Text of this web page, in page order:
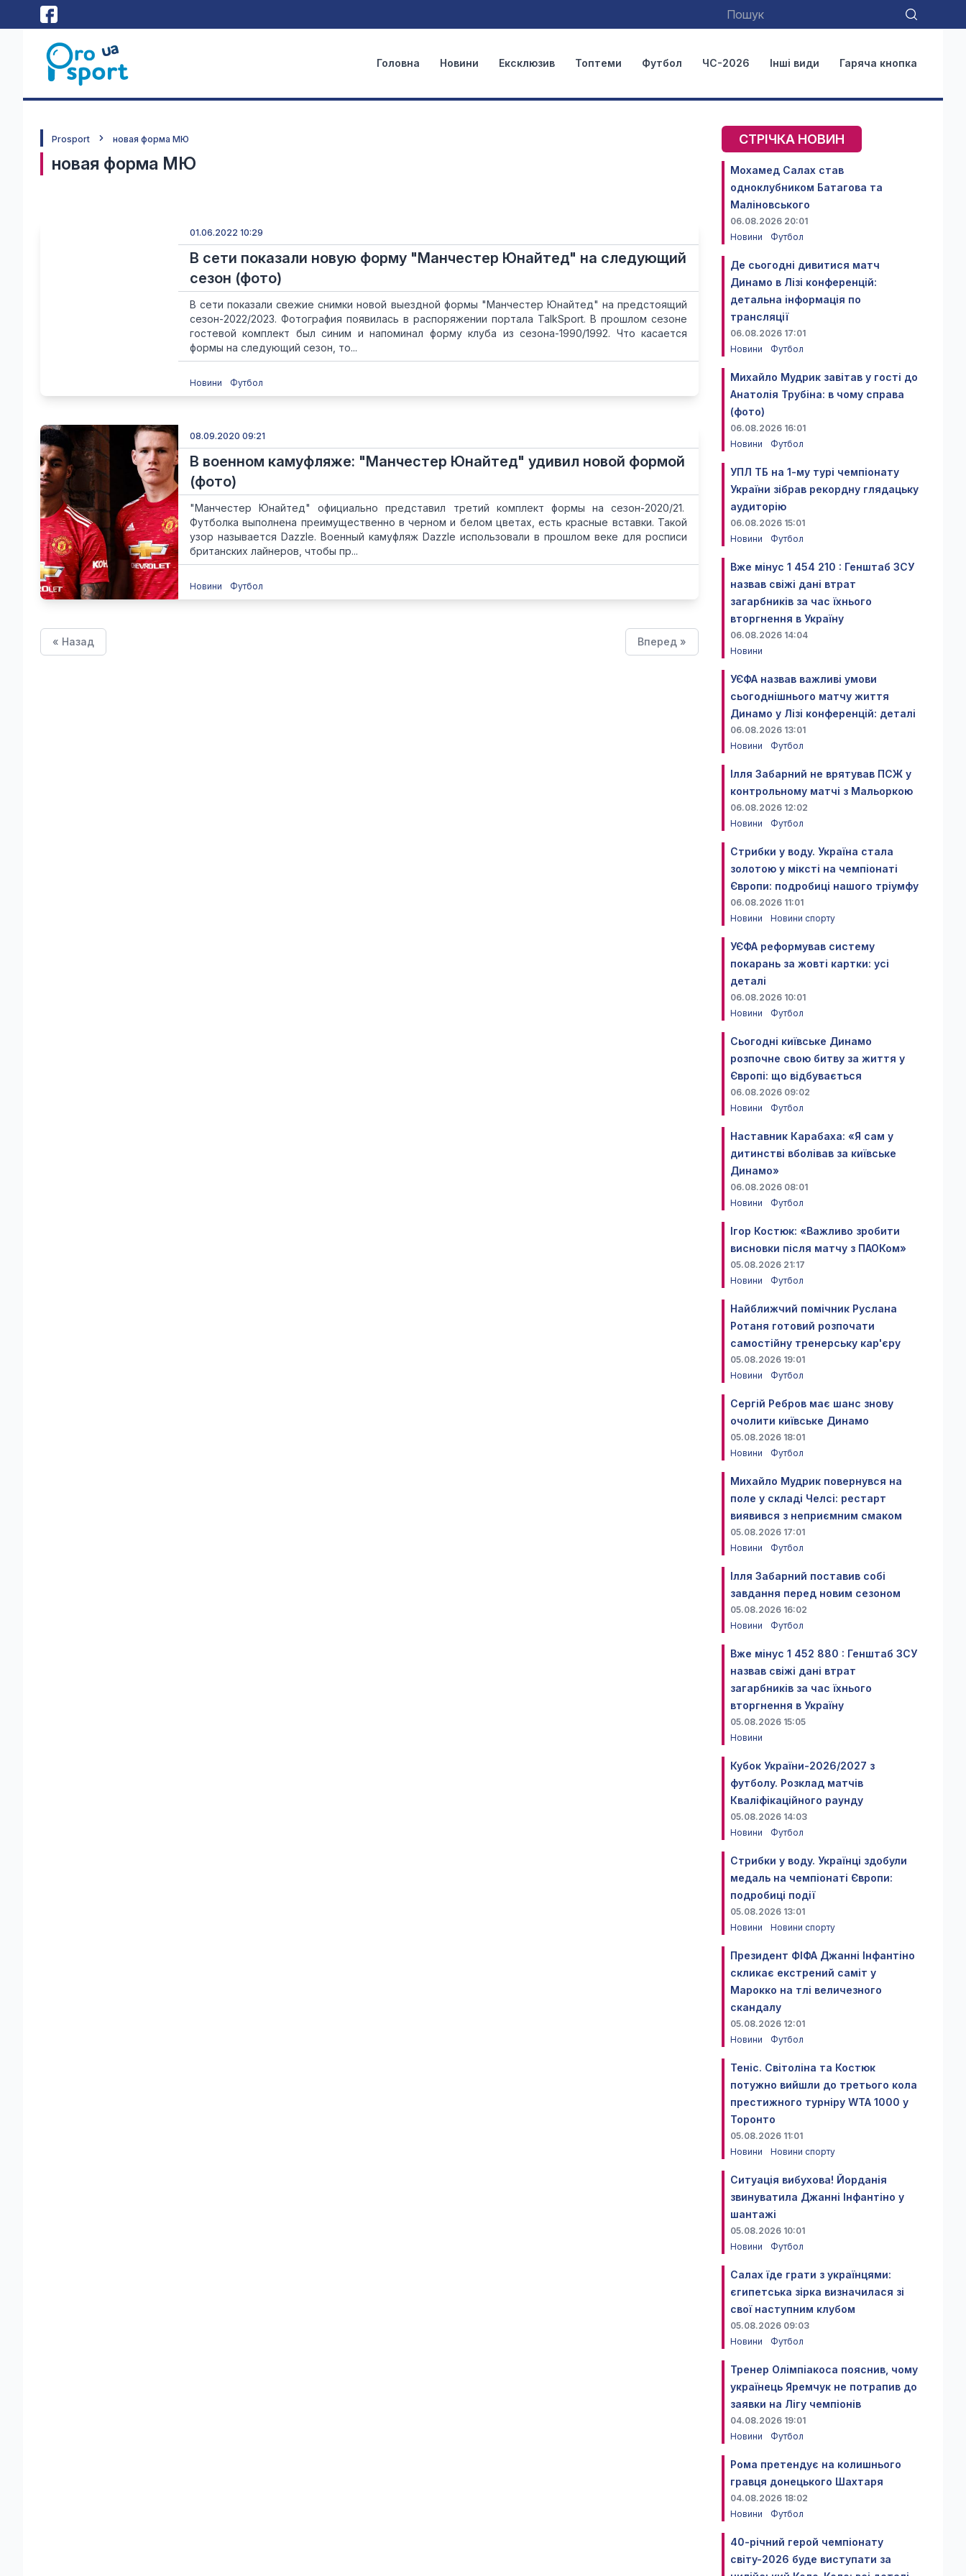
Головна Новини Ексклюзив Топтеми Футбол ЧС-2026 Інші види Гаряча кнопка
Prosport новая форма МЮ
новая форма МЮ
01.06.2022 10:29
В сети показали новую форму "Манчестер Юнайтед" на следующий
сезон (фото)
В сети показали свежие снимки новой выездной формы "Манчестер Юнайтед" на предстоящий
сезон-2022/2023. Фотография появилась в распоряжении портала TalkSport. В прошлом сезоне
гостевой комплект был синим и напоминал форму клуба из сезона-1990/1992. Что касается
формы на следующий сезон, то...
Новини Футбол
08.09.2020 09:21
В военном камуфляже: "Манчестер Юнайтед" удивил новой формой
(фото)
"Манчестер Юнайтед" официально представил третий комплект формы на сезон-2020/21.
Футболка выполнена преимущественно в черном и белом цветах, есть красные вставки. Такой
узор называется Dazzle. Военный камуфляж Dazzle использовали в прошлом веке для росписи
британских лайнеров, чтобы пр...
Новини Футбол
« Назад Вперед »
СТРІЧКА НОВИН
Мохамед Салах став
одноклубником Батагова та
Маліновського
06.08.2026 20:01
Новини
Футбол
Де сьогодні дивитися матч
Динамо в Лізі конференцій:
детальна інформація по
трансляції
06.08.2026 17:01
Новини
Футбол
Михайло Мудрик завітав у гості до
Анатолія Трубіна: в чому справа
(фото)
06.08.2026 16:01
Новини
Футбол
УПЛ ТБ на 1-му турі чемпіонату
України зібрав рекордну глядацьку
аудиторію
06.08.2026 15:01
Новини
Футбол
Вже мінус 1 454 210 : Генштаб ЗСУ
назвав свіжі дані втрат
загарбників за час їхнього
вторгнення в Україну
06.08.2026 14:04
Новини
УЄФА назвав важливі умови
сьогоднішнього матчу життя
Динамо у Лізі конференцій: деталі
06.08.2026 13:01
Новини
Футбол
Ілля Забарний не врятував ПСЖ у
контрольному матчі з Мальоркою
06.08.2026 12:02
Новини
Футбол
Стрибки у воду. Україна стала
золотою у міксті на чемпіонаті
Європи: подробиці нашого тріумфу
06.08.2026 11:01
Новини
Новини спорту
УЄФА реформував систему
покарань за жовті картки: усі
деталі
06.08.2026 10:01
Новини
Футбол
Сьогодні київське Динамо
розпочне свою битву за життя у
Європі: що відбувається
06.08.2026 09:02
Новини
Футбол
Наставник Карабаха: «Я сам у
дитинстві вболівав за київське
Динамо»
06.08.2026 08:01
Новини
Футбол
Ігор Костюк: «Важливо зробити
висновки після матчу з ПАОКом»
05.08.2026 21:17
Новини
Футбол
Найближчий помічник Руслана
Ротаня готовий розпочати
самостійну тренерську кар'єру
05.08.2026 19:01
Новини
Футбол
Сергій Ребров має шанс знову
очолити київське Динамо
05.08.2026 18:01
Новини
Футбол
Михайло Мудрик повернувся на
поле у складі Челсі: рестарт
виявився з неприємним смаком
05.08.2026 17:01
Новини
Футбол
Ілля Забарний поставив собі
завдання перед новим сезоном
05.08.2026 16:02
Новини
Футбол
Вже мінус 1 452 880 : Генштаб ЗСУ
назвав свіжі дані втрат
загарбників за час їхнього
вторгнення в Україну
05.08.2026 15:05
Новини
Кубок України-2026/2027 з
футболу. Розклад матчів
Кваліфікаційного раунду
05.08.2026 14:03
Новини
Футбол
Стрибки у воду. Українці здобули
медаль на чемпіонаті Європи:
подробиці події
05.08.2026 13:01
Новини
Новини спорту
Президент ФІФА Джанні Інфантіно
скликає екстрений саміт у
Марокко на тлі величезного
скандалу
05.08.2026 12:01
Новини
Футбол
Теніс. Світоліна та Костюк
потужно вийшли до третього кола
престижного турніру WTA 1000 у
Торонто
05.08.2026 11:01
Новини
Новини спорту
Ситуація вибухова! Йорданія
звинуватила Джанні Інфантіно у
шантажі
05.08.2026 10:01
Новини
Футбол
Салах їде грати з українцями:
єгипетська зірка визначилася зі
свої наступним клубом
05.08.2026 09:03
Новини
Футбол
Тренер Олімпіакоса пояснив, чому
українець Яремчук не потрапив до
заявки на Лігу чемпіонів
04.08.2026 19:01
Новини
Футбол
Рома претендує на колишнього
гравця донецького Шахтаря
04.08.2026 18:02
Новини
Футбол
40-річний герой чемпіонату
світу-2026 буде виступати за